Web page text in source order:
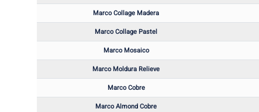
Marco Collage Madera
Marco Collage Pastel
Marco Mosaico
Marco Moldura Relieve
Marco Cobre
Marco Almond Cobre